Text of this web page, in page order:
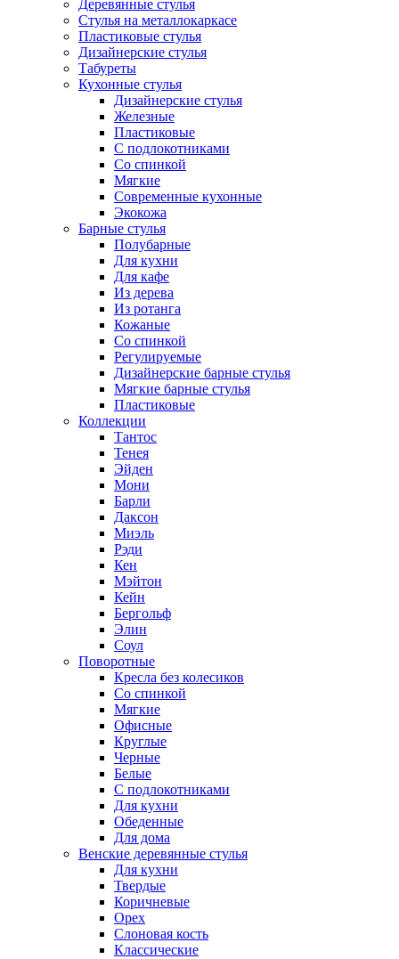
Деревянные стулья
Стулья на металлокаркасе
Пластиковые стулья
Дизайнерские стулья
Табуреты
Кухонные стулья
Дизайнерские стулья
Железные
Пластиковые
С подлокотниками
Со спинкой
Мягкие
Современные кухонные
Экокожа
Барные стулья
Полубарные
Для кухни
Для кафе
Из дерева
Из ротанга
Кожаные
Со спинкой
Регулируемые
Дизайнерские барные стулья
Мягкие барные стулья
Пластиковые
Коллекции
Тантос
Тенея
Эйден
Мони
Барли
Даксон
Миэль
Рэди
Кен
Мэйтон
Кейн
Бергольф
Элин
Соул
Поворотные
Кресла без колесиков
Со спинкой
Мягкие
Офисные
Круглые
Черные
Белые
С подлокотниками
Для кухни
Обеденные
Для дома
Венские деревянные стулья
Для кухни
Твердые
Коричневые
Орех
Слоновая кость
Классические